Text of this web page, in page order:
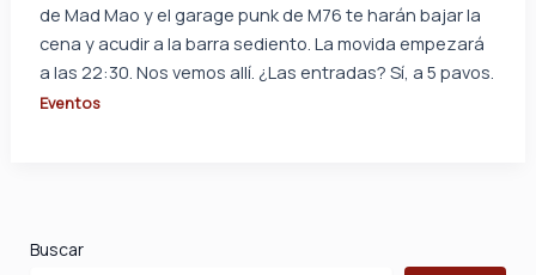
de Mad Mao y el garage punk de M76 te harán bajar la
cena y acudir a la barra sediento. La movida empezará
a las 22:30. Nos vemos allí. ¿Las entradas? Sí, a 5 pavos.
Eventos
Buscar